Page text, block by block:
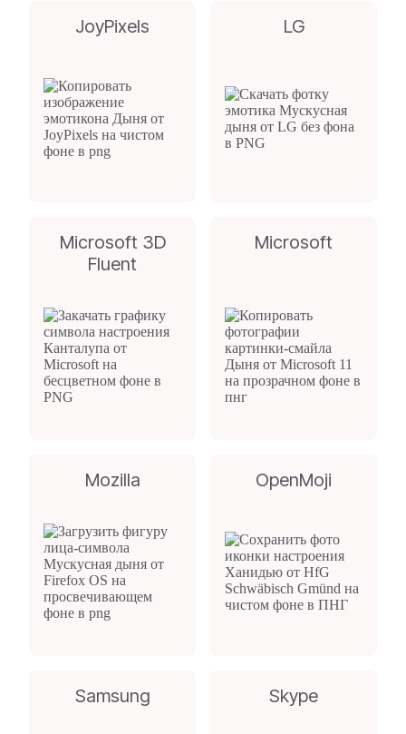
JoyPixels LG
Microsoft 3D
Fluent
Microsoft
Mozilla OpenMoji
Samsung Skype